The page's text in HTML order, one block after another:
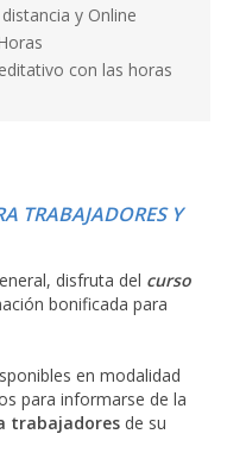
y Online
con las horas
TRABAJADORES Y
disfruta del curso
bonificada para
en modalidad
para informarse de la
trabajadores de su